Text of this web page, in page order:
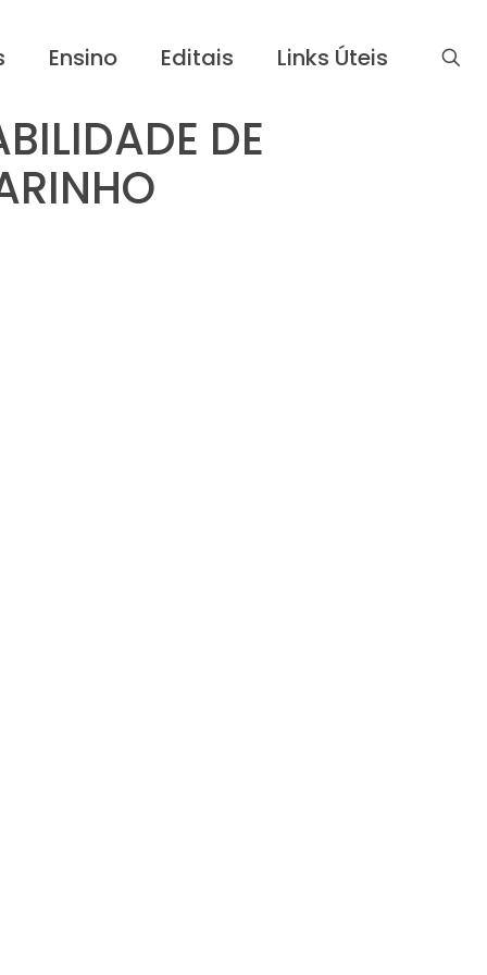
Ensino Editais Links Úteis
DE